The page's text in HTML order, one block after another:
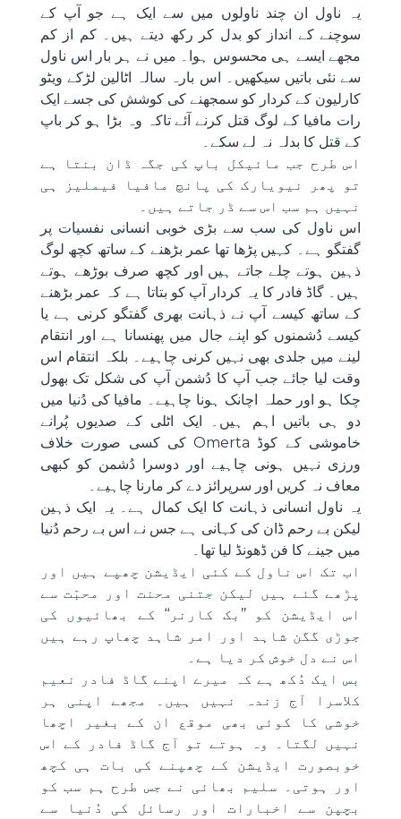
یہ ناول ان چند ناولوں میں سے ایک ہے جو آپ کے
سوچنے کے انداز کو بدل کر رکھ دیتے ہیں۔ کم از کم
مجھے ایسے ہی محسوس ہوا۔ میں نے ہر بار اس ناول
سے نئی باتیں سیکھیں۔ اس بارہ سالہ اٹالین لڑکے ویٹو
کارلیون کے کردار کو سمجھنے کی کوشش کی جسے ایک
رات مافیا کے لوگ قتل کرنے آئے تاکہ وہ بڑا ہو کر باپ
کے قتل کا بدلہ نہ لے سکے۔
اس طرح جب مائیکل باپ کی جگہ ڈان بنتا ہے
تو پھر نیویارک کی پانچ مافیا فیملیز ہی
نہیں ہم سب اس سے ڈر جاتے ہیں۔
اس ناول کی سب سے بڑی خوبی انسانی نفسیات پر
گفتگو ہے۔ کہیں پڑھا تھا عمر بڑھنے کے ساتھ کچھ لوگ
ذہین ہوتے چلے جاتے ہیں اور کچھ صرف بوڑھے ہوتے
ہیں۔ گاڈ فادر کا یہ کردار آپ کو بتاتا ہے کہ عمر بڑھنے
کے ساتھ کیسے آپ نے ذہانت بھری گفتگو کرنی ہے یا
کیسے دُشمنوں کو اپنے جال میں پھنسانا ہے اور انتقام
لینے میں جلدی بھی نہیں کرنی چاہیے۔ بلکہ انتقام اس
وقت لیا جائے جب آپ کا دُشمن آپ کی شکل تک بھول
چکا ہو اور حملہ اچانک ہونا چاہیے۔ مافیا کی دُنیا میں
دو ہی باتیں اہم ہیں۔ ایک اٹلی کے صدیوں پُرانے
خاموشی کے کوڈ Omerta کی کسی صورت خلاف
ورزی نہیں ہونی چاہیے اور دوسرا دُشمن کو کبھی
معاف نہ کریں اور سرپرائز دے کر مارنا چاہیے۔
یہ ناول انسانی ذہانت کا ایک کمال ہے۔ یہ ایک ذہین
لیکن بے رحم ڈان کی کہانی ہے جس نے اس بے رحم دُنیا
میں جینے کا فن ڈھونڈ لیا تھا۔
اب تک اس ناول کے کئی ایڈیشن چھپے ہیں اور
پڑھے گئے ہیں لیکن جتنی محنت اور محبّت سے
اس ایڈیشن کو ’’بک کارنر‘‘ کے بھائیوں کی
جوڑی گگن شاہد اور امر شاہد چھاپ رہے ہیں
اس نے دل خوش کر دیا ہے۔
بس ایک دُکھ ہے کہ میرے اپنے گاڈ فادر نعیم
کلاسرا آج زندہ نہیں ہیں۔ مجھے اپنی ہر
خوشی کا کوئی بھی موقع ان کے بغیر اچھا
نہیں لگتا۔ وہ ہوتے تو آج گاڈ فادر کے اس
خوبصورت ایڈیشن کے چھپنے کی بات ہی کچھ
اور ہوتی۔ سلیم بھائی نے جس طرح ہم سب کو
بچپن سے اخبارات اور رسائل کی دُنیا سے